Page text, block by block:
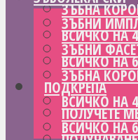
ЗЪБНА
ВСИЧКО НА 4
ВСИЧКО НА 6
ПОДКРЕПА
ПОЛУЧЕТЕ
ЗЪБНИ
ЗЪБНИ
ЗЪБНА
ВСИЧКО НА 4
ВСИЧКО НА 6